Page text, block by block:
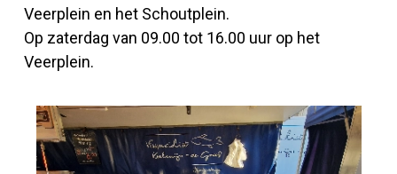
Veerplein en het Schoutplein.
Op zaterdag van 09.00 tot 16.00 uur op het
Veerplein.